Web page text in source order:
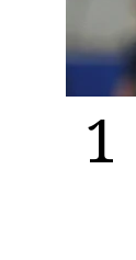
1